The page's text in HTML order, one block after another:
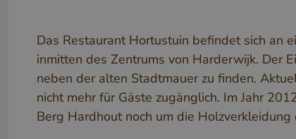
Das Restaurant Hortustuin befindet sich an
inmitten des Zentrums von Harderwijk. Der
neben der alten Stadtmauer zu finden.
nicht mehr für Gäste zugänglich. Im Jahr
Berg Hardhout noch um die Holzverkleidung